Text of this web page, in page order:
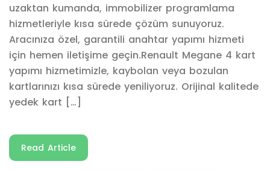
uzaktan kumanda, immobilizer programlama
hizmetleriyle kısa sürede çözüm sunuyoruz.
Aracınıza özel, garantili anahtar yapımı hizmeti
için hemen iletişime geçin.Renault Megane 4 kart
yapımı hizmetimizle, kaybolan veya bozulan
kartlarınızı kısa sürede yeniliyoruz. Orijinal kalitede
yedek kart […]
Read Article